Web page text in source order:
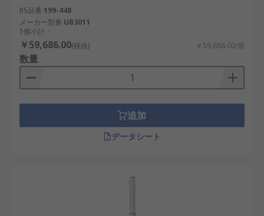
RS品番 199-448
メーカー型番 UB3011
1個小計：
￥59,686.00(税抜) ￥59,686.00/個
数量
追加
データシート